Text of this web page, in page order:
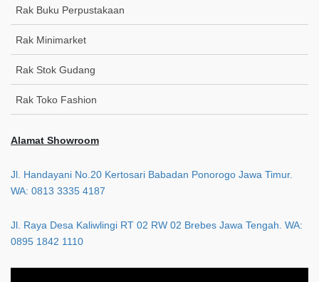
Rak Buku Perpustakaan
Rak Minimarket
Rak Stok Gudang
Rak Toko Fashion
Alamat Showroom
Jl. Handayani No.20 Kertosari Babadan Ponorogo Jawa Timur.
WA: 0813 3335 4187
Jl. Raya Desa Kaliwlingi RT 02 RW 02 Brebes Jawa Tengah. WA:
0895 1842 1110